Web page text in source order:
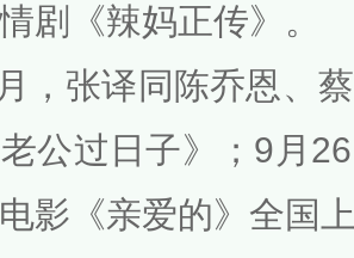
剧《辣妈正传》。
，张译同陈乔恩、
公过日子》；9月
影《亲爱的》全国